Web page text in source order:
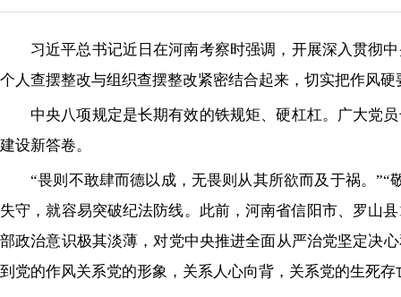
习近平总书记近日在河南考察时强调，开展深入贯彻
个人查摆整改与组织查摆整改紧密结合起来，切实把作风
中央八项规定是长期有效的铁规矩、硬杠杠。广大党
建设新答卷。
“畏则不敢肆而德以成，无畏则从其所欲而及于祸。
失守，就容易突破纪法防线。此前，河南省信阳市、罗山
部政治意识极其淡薄，对党中央推进全面从严治党坚定决
到党的作风关系党的形象，关系人心向背，关系党的生死